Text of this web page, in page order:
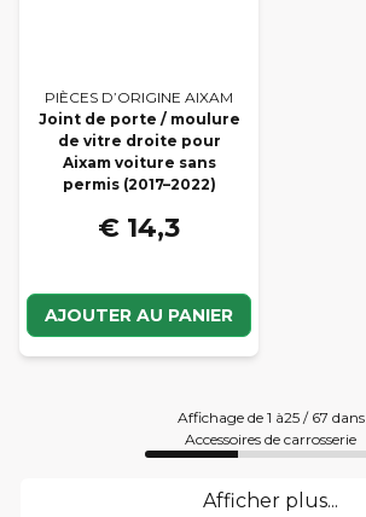
PIÈCES D’ORIGINE AIXAM
Joint de porte / moulure
de vitre droite pour
Aixam voiture sans
permis (2017–2022)
€ 14,3
AJOUTER AU PANIER
Affichage de 1 à25 / 67 dans
Accessoires de carrosserie
Afficher plus...